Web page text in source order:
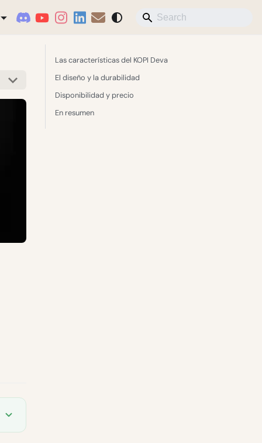
Las características del KOPI Deva
El diseño y la durabilidad
Disponibilidad y precio
En resumen